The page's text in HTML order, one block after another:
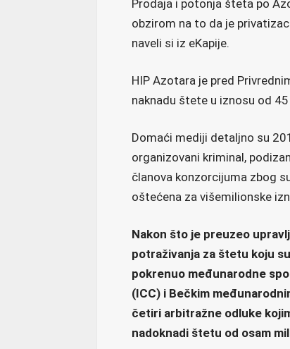
Prodaja i potonja šteta po
obzirom na to da je
naveli si iz eKapije.
HIP Azotara je pred
naknadu štete u iznosu od
Domaći mediji detaljno su
organizovani kriminal,
članova konzorcijuma zbog
oštećena za višemilionske
Nakon što je preuzeo
potraživanja za štetu koju
pokrenuo međunarodne
(ICC) i Bečkim
četiri arbitražne odluke
nadoknadi štetu od osam